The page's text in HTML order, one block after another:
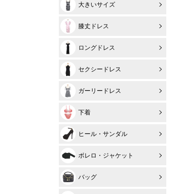
大きいサイズ
膝丈ドレス
ロングドレス
セクシードレス
ガーリードレス
下着
ヒール・サンダル
ボレロ・ジャケット
バッグ